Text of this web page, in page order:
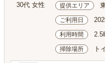
30代 女性 提供エリア
ご利用日
利用時間 2.5
掃除場所 ト